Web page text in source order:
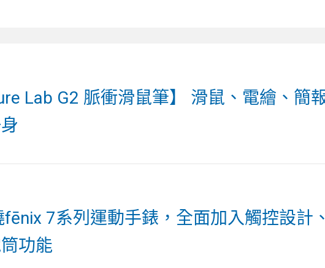
Lab G2 脈衝滑鼠筆】 滑鼠、電繪、簡
fēnix 7系列運動手錶，全面加入觸控設計
功能